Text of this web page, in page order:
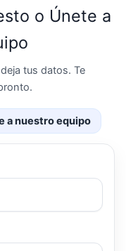
o Únete a
tus datos. Te
a nuestro equipo